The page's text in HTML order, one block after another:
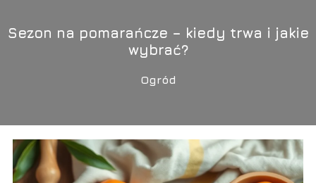
Sezon na pomarańcze – kiedy trwa i jakie
wybrać?
Ogród